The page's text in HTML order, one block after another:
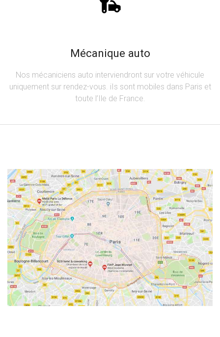
Mécanique auto
Nos mécaniciens auto interviendront sur votre véhicule
uniquement sur rendez-vous. iIs sont mobiles dans Paris et
toute l’Ile de France.